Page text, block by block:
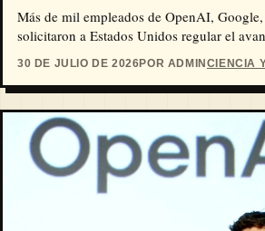
Más de mil empleados de OpenAI,
solicitaron a Estados Unidos regular el
30 DE JULIO DE 2026POR ADMINCIENCIA